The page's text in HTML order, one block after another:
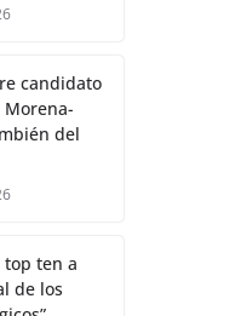
candidato
del
top ten a
de los